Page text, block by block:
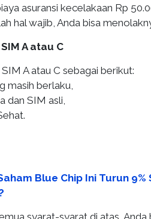
asuransi kecelakaan Rp
hal wajib, Anda bisa
A atau C
A atau C sebagai berikut:
masih berlaku,
dan SIM asli,
Blue Chip Ini Turun
syarat-syarat di atas, Anda